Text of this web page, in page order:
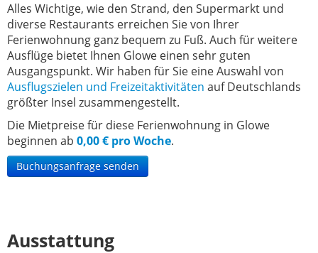
Alles Wichtige, wie den Strand, den Supermarkt und
diverse Restaurants erreichen Sie von Ihrer
Ferienwohnung ganz bequem zu Fuß. Auch für weitere
Ausflüge bietet Ihnen Glowe einen sehr guten
Ausgangspunkt. Wir haben für Sie eine Auswahl von
Ausflugszielen und Freizeitaktivitäten auf Deutschlands
größter Insel zusammengestellt.
Die Mietpreise für diese Ferienwohnung in Glowe
beginnen ab 0,00 € pro Woche.
Buchungsanfrage senden
Ausstattung